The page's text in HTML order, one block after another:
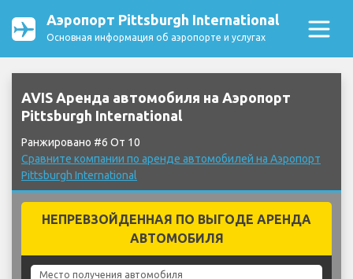
Аэропорт Pittsburgh International
Основная информация об аэропорте и услугах
AVIS Аренда автомобиля на Аэропорт
Pittsburgh International
Ранжировано #6 От 10
Сравните компании по аренде автомобилей на Аэропорт
Pittsburgh International
НЕПРЕВЗОЙДЕННАЯ ПО ВЫГОДЕ АРЕНДА
АВТОМОБИЛЯ
Место получения автомобиля